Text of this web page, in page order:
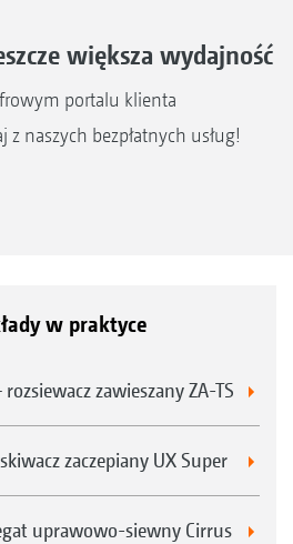
większa wydajność
portalu klienta
z naszych bezpłatnych usług!
w praktyce
zawieszany ZA-TS
zaczepiany UX Super
uprawowo-siewny Cirrus